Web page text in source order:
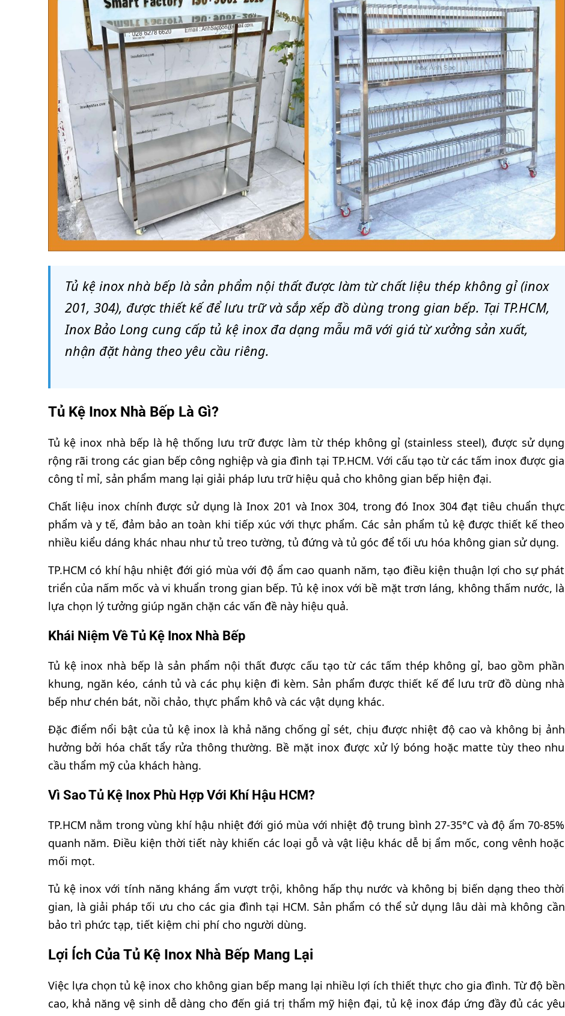
Tủ kệ inox nhà bếp là sản phẩm nội thất được làm từ chất liệu thép không gỉ (inox
201, 304), được thiết kế để lưu trữ và sắp xếp đồ dùng trong gian bếp. Tại TP.HCM,
Inox Bảo Long cung cấp tủ kệ inox đa dạng mẫu mã với giá từ xưởng sản xuất,
nhận đặt hàng theo yêu cầu riêng.
Tủ Kệ Inox Nhà Bếp Là Gì?
Tủ kệ inox nhà bếp là hệ thống lưu trữ được làm từ thép không gỉ (stainless steel), được sử dụng
rộng rãi trong các gian bếp công nghiệp và gia đình tại TP.HCM. Với cấu tạo từ các tấm inox được gia
công tỉ mỉ, sản phẩm mang lại giải pháp lưu trữ hiệu quả cho không gian bếp hiện đại.
Chất liệu inox chính được sử dụng là Inox 201 và Inox 304, trong đó Inox 304 đạt tiêu chuẩn thực
phẩm và y tế, đảm bảo an toàn khi tiếp xúc với thực phẩm. Các sản phẩm tủ kệ được thiết kế theo
nhiều kiểu dáng khác nhau như tủ treo tường, tủ đứng và tủ góc để tối ưu hóa không gian sử dụng.
TP.HCM có khí hậu nhiệt đới gió mùa với độ ẩm cao quanh năm, tạo điều kiện thuận lợi cho sự phát
triển của nấm mốc và vi khuẩn trong gian bếp. Tủ kệ inox với bề mặt trơn láng, không thấm nước, là
lựa chọn lý tưởng giúp ngăn chặn các vấn đề này hiệu quả.
Khái Niệm Về Tủ Kệ Inox Nhà Bếp
Tủ kệ inox nhà bếp là sản phẩm nội thất được cấu tạo từ các tấm thép không gỉ, bao gồm phần
khung, ngăn kéo, cánh tủ và các phụ kiện đi kèm. Sản phẩm được thiết kế để lưu trữ đồ dùng nhà
bếp như chén bát, nồi chảo, thực phẩm khô và các vật dụng khác.
Đặc điểm nổi bật của tủ kệ inox là khả năng chống gỉ sét, chịu được nhiệt độ cao và không bị ảnh
hưởng bởi hóa chất tẩy rửa thông thường. Bề mặt inox được xử lý bóng hoặc matte tùy theo nhu
cầu thẩm mỹ của khách hàng.
Vì Sao Tủ Kệ Inox Phù Hợp Với Khí Hậu HCM?
TP.HCM nằm trong vùng khí hậu nhiệt đới gió mùa với nhiệt độ trung bình 27-35°C và độ ẩm 70-85%
quanh năm. Điều kiện thời tiết này khiến các loại gỗ và vật liệu khác dễ bị ẩm mốc, cong vênh hoặc
mối mọt.
Tủ kệ inox với tính năng kháng ẩm vượt trội, không hấp thụ nước và không bị biến dạng theo thời
gian, là giải pháp tối ưu cho các gia đình tại HCM. Sản phẩm có thể sử dụng lâu dài mà không cần
bảo trì phức tạp, tiết kiệm chi phí cho người dùng.
Lợi Ích Của Tủ Kệ Inox Nhà Bếp Mang Lại
Việc lựa chọn tủ kệ inox cho không gian bếp mang lại nhiều lợi ích thiết thực cho gia đình. Từ độ bền
cao, khả năng vệ sinh dễ dàng cho đến giá trị thẩm mỹ hiện đại, tủ kệ inox đáp ứng đầy đủ các yêu